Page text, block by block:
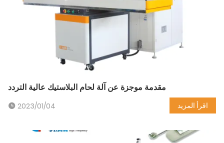
مقدمة موجزة عن آلة لحام البلاستيك عالية التردد
2023/01/04 اقرأ المزيد